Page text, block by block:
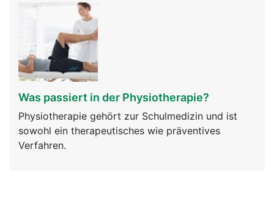
Was passiert in der Physiotherapie?
Physiotherapie gehört zur Schulmedizin und ist
sowohl ein therapeutisches wie präventives
Verfahren.